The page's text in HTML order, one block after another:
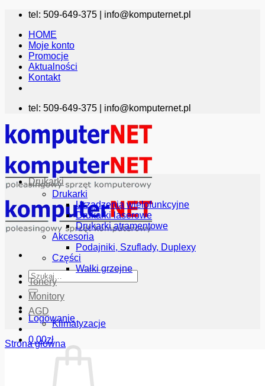
Przewiń
zawartości
tel: 509-649-375 | info@komputernet.pl
HOME
Moje konto
Promocje
Aktualności
Kontakt
tel: 509-649-375 | info@komputernet.pl
Szukaj:
Logowanie
0.00zł
Drukarki
Drukarki
Urządzenia wielofunkcyjne
Drukarki laserowe
Drukarki atramentowe
Akcesoria
Podajniki, Szuflady, Duplexy
Części
Wałki grzejne
Tonery
Monitory
AGD
Klimatyzacje
Strona główna